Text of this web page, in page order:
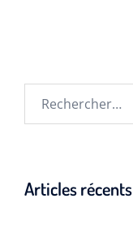
Articles récents